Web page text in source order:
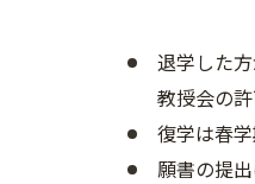
退学した
教授会の
復学は春
願書の提